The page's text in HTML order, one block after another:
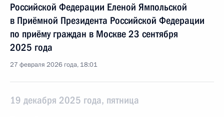
Российской Федерации Еленой Ямпольской
в Приёмной Президента Российской Федерации
по приёму граждан в Москве 23 сентября
2025 года
27 февраля 2026 года, 18:01
19 декабря 2025 года, пятница